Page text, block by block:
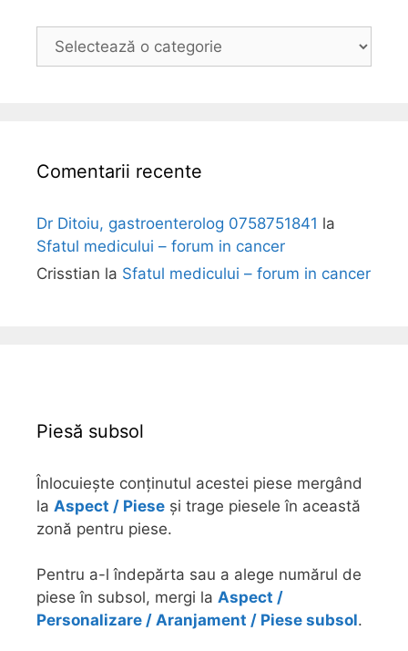
Comentarii recente
Dr Ditoiu, gastroenterolog 0758751841 la
Sfatul medicului – forum in cancer
Crisstian la Sfatul medicului – forum in cancer
Piesă subsol
Înlocuiește conținutul acestei piese mergând
la Aspect / Piese și trage piesele în această
zonă pentru piese.
Pentru a-l îndepărta sau a alege numărul de
piese în subsol, mergi la Aspect /
Personalizare / Aranjament / Piese subsol.